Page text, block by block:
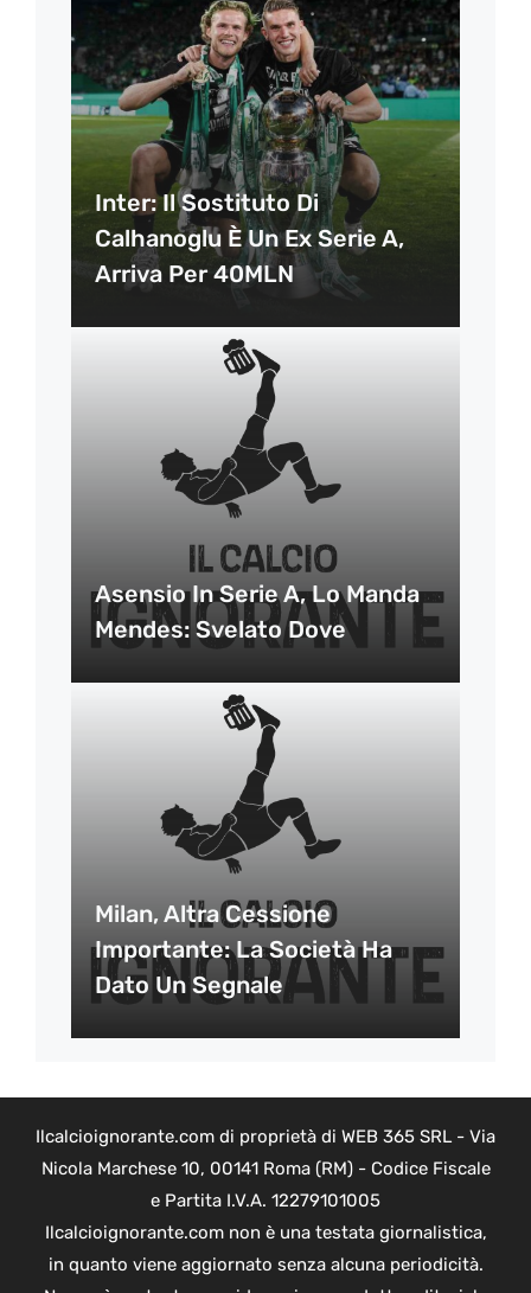
Inter: Il Sostituto Di
Calhanoglu È Un Ex Serie A,
Arriva Per 40MLN
Asensio In Serie A, Lo Manda
Mendes: Svelato Dove
Milan, Altra Cessione
Importante: La Società Ha
Dato Un Segnale
Ilcalcioignorante.com di proprietà di WEB 365 SRL - Via
Nicola Marchese 10, 00141 Roma (RM) - Codice Fiscale
e Partita I.V.A. 12279101005
Ilcalcioignorante.com non è una testata giornalistica,
in quanto viene aggiornato senza alcuna periodicità.